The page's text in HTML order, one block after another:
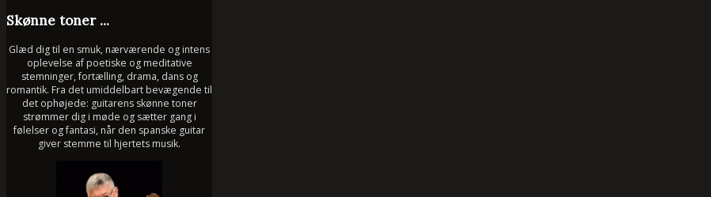
Skønne toner ...
Glæd dig til en smuk, nærværende og intens
oplevelse af poetiske og meditative
stemninger, fortælling, drama, dans og
romantik. Fra det umiddelbart bevægende til
det ophøjede: guitarens skønne toner
strømmer dig i møde og sætter gang i
følelser og fantasi, når den spanske guitar
giver stemme til hjertets musik.